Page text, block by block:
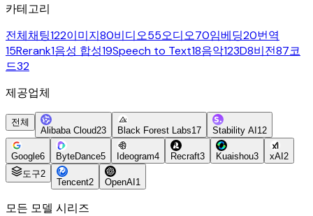
카테고리
전체채팅122이미지80비디오55오디오70임베딩20번역
15Rerank1음성 합성19Speech to Text18음악123D8비전87코
드32
제공업체
전체
Alibaba Cloud23 Black Forest Labs17 Stability AI 12
Google6 ByteDance5 Ideogram4 Recraft3 Kuaishou3 xAI 2
도구2
Tencent2 OpenAI 1
모든 모델 시리즈